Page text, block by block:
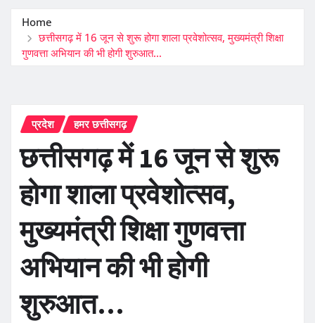
Home
छत्तीसगढ़ में 16 जून से शुरू होगा शाला प्रवेशोत्सव, मुख्यमंत्री शिक्षा
गुणवत्ता अभियान की भी होगी शुरुआत…
प्रदेश हमर छत्तीसगढ़
छत्तीसगढ़ में 16 जून से शुरू
होगा शाला प्रवेशोत्सव,
मुख्यमंत्री शिक्षा गुणवत्ता
अभियान की भी होगी
शुरुआत…